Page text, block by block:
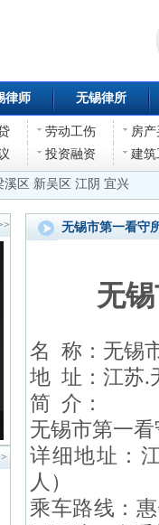
律师 无锡律所
劳动工伤
房
投资融资 建筑
溪区 新吴区 江阴 宜兴
无锡市第一看守
无
名 称：无锡
地 址：江苏.
简 介：
无锡市第一
详细地址：
人）
乘车路线：